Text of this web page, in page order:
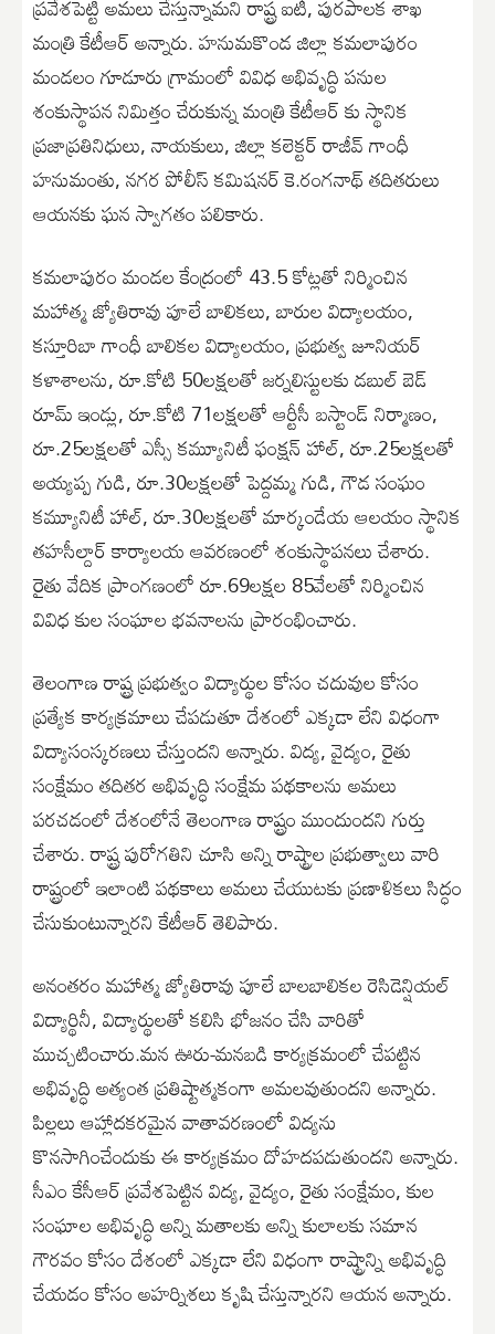
మంత్రి కేటీఆర్ అన్నారు. హనుమకొండ జిల్లా కమలాపురం
మండలం గూడూరు గ్రామంలో వివిధ అభివృద్ధి పనుల
శంకుస్థాపన నిమిత్తం చేరుకున్న మంత్రి కేటీఆర్ కు స్థానిక
ప్రజాప్రతినిధులు, నాయకులు, జిల్లా కలెక్టర్ రాజీవ్ గాంధీ
హనుమంతు, నగర పోలీస్ కమిషనర్ కె.రంగనాథ్ తదితరులు
ఆయనకు ఘన స్వాగతం పలికారు.
కమలాపురం మండల కేంద్రంలో 43.5 కోట్లతో నిర్మించిన
మహాత్మ జ్యోతిరావు పూలే బాలికలు, బారుల విద్యాలయం,
కస్తూరిబా గాంధీ బాలికల విద్యాలయం, ప్రభుత్వ జూనియర్
కళాశాలను, రూ.కోటి 50లక్షలతో జర్నలిస్టులకు డబుల్ బెడ్
రూమ్ ఇండ్లు, రూ.కోటి 71లక్షలతో ఆర్టీసీ బస్టాండ్ నిర్మాణం,
రూ.25లక్షలతో ఎస్సీ కమ్యూనిటీ ఫంక్షన్ హాల్, రూ.25లక్షలతో
అయ్యప్ప గుడి, రూ.30లక్షలతో పెద్దమ్మ గుడి, గౌడ సంఘం
కమ్యూనిటీ హాల్, రూ.30లక్షలతో మార్కండేయ ఆలయం స్థానిక
తహసీల్దార్ కార్యాలయ ఆవరణంలో శంకుస్థాపనలు చేశారు.
రైతు వేదిక ప్రాంగణంలో రూ.69లక్షల 85వేలతో నిర్మించిన
వివిధ కుల సంఘాల భవనాలను ప్రారంభించారు.
తెలంగాణ రాష్ట్ర ప్రభుత్వం విద్యార్థుల కోసం చదువుల కోసం
ప్రత్యేక కార్యక్రమాలు చేపడుతూ దేశంలో ఎక్కడా లేని విధంగా
విద్యాసంస్కరణలు చేస్తుందని అన్నారు. విద్య, వైద్యం, రైతు
సంక్షేమం తదితర అభివృద్ధి సంక్షేమ పథకాలను అమలు
పరచడంలో దేశంలోనే తెలంగాణ రాష్ట్రం ముందుందని గుర్తు
చేశారు. రాష్ట్ర పురోగతిని చూసి అన్ని రాష్ట్రాల ప్రభుత్వాలు వారి
రాష్ట్రంలో ఇలాంటి పథకాలు అమలు చేయుటకు ప్రణాళికలు సిద్ధం
చేసుకుంటున్నారని కేటీఆర్ తెలిపారు.
అనంతరం మహాత్మ జ్యోతిరావు పూలే బాలబాలికల రెసిడెన్షియల్
విద్యార్థినీ, విద్యార్థులతో కలిసి భోజనం చేసి వారితో
ముచ్చటించారు.మన ఊరు-మనబడి కార్యక్రమంలో చేపట్టిన
అభివృద్ధి అత్యంత ప్రతిష్టాత్మకంగా అమలవుతుందని అన్నారు.
పిల్లలు ఆహ్లాదకరమైన వాతావరణంలో విద్యను
కొనసాగించేందుకు ఈ కార్యక్రమం దోహదపడుతుందని అన్నారు.
సీఎం కేసీఆర్ ప్రవేశపెట్టిన విద్య, వైద్యం, రైతు సంక్షేమం, కుల
సంఘాల అభివృద్ధి అన్ని మతాలకు అన్ని కులాలకు సమాన
గౌరవం కోసం దేశంలో ఎక్కడా లేని విధంగా రాష్ట్రాన్ని అభివృద్ధి
చేయడం కోసం అహర్నిశలు కృషి చేస్తున్నారని ఆయన అన్నారు.